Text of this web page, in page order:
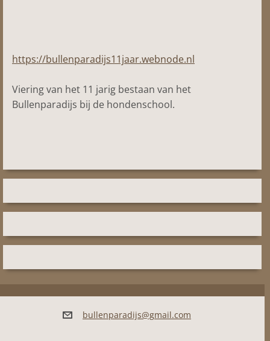
https://bullenparadijs11jaar.webnode.nl
Viering van het 11 jarig bestaan van het
Bullenparadijs bij de hondenschool.
bullenparadijs@gmail.com